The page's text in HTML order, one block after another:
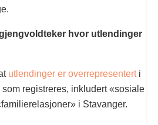
hvor utlendinger
utlendinger er overrepresenterti
registreres, inkludert «sosiale
i Stavanger.